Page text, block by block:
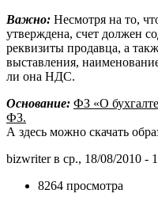
Важно: Несмотря на то,
утверждена, счет должен
реквизиты продавца, а
выставления,
ли она НДС.
Основание: ФЗ «О
ФЗ.
А здесь можно скачать
bizwriter в ср., 18/08/2010 -
8264 просмотра